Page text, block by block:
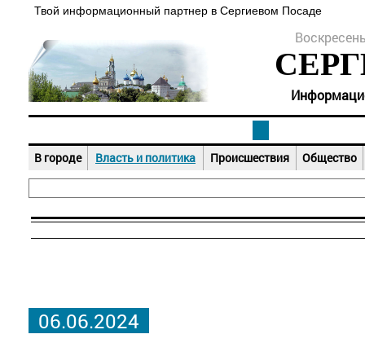
Твой информационный партнер в Сергиевом Посаде
В городе Власть и политика Происшествия Общество
06.06.2024